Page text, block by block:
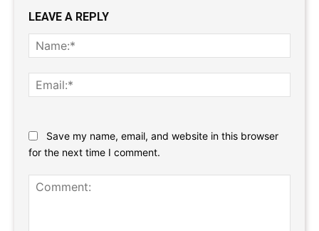
LEAVE A REPLY
Save my name, email, and website in this browser
for the next time I comment.